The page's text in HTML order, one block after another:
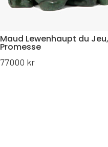
Maud Lewenhaupt du Jeu,
Promesse
77000 kr